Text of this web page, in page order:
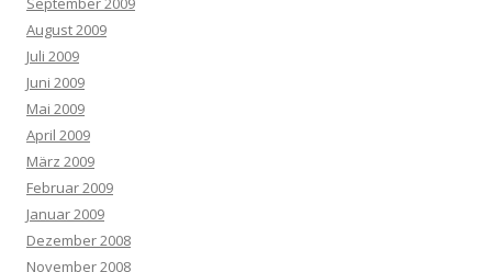
August 2009
Juli 2009
Juni 2009
Mai 2009
April 2009
März 2009
Februar 2009
Januar 2009
Dezember 2008
November 2008